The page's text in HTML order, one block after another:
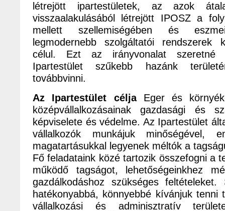
létrejött ipartestületek, az azok
visszaalakulásából létrejött IPOSZ a
mellett szellemiségében és
legmodernebb szolgáltatói
célul. Ezt az irányvonalat
Ipartestület szűkebb hazánk
továbbvinni.
Az Ipartestület céljaEger és
középvállalkozásainak gazdasági és
képviselete és védelme. Az Ipartestület
vállalkozók munkájuk minőségével,
magatartásukkal legyenek méltók a
Fő feladataink közé tartozik összefogni a
működő tagságot, lehetőségeinkhez
gazdálkodáshoz szükséges feltételeket.
hatékonyabbá, könnyebbé kívánjuk tenni
vállalkozási és adminisztratív